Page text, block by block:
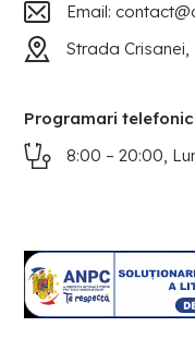
Email:
Strada Crisanei,
Programari
8:00 – 20:00,